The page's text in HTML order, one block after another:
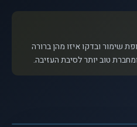
שימור ובדקו איזו מהן ברורה
טוב יותר לסיבת העזיבה.